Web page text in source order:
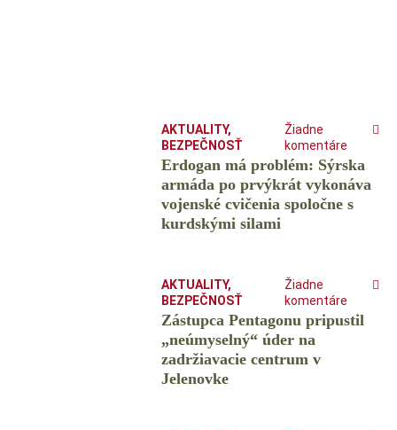
AKTUALITY,
BEZPEČNOSŤ
Žiadne
komentáre
Erdogan má problém: Sýrska
armáda po prvýkrát vykonáva
vojenské cvičenia spoločne s
kurdskými silami
AKTUALITY,
BEZPEČNOSŤ
Žiadne
komentáre
Zástupca Pentagonu pripustil
„neúmyselný“ úder na
zadržiavacie centrum v
Jelenovke